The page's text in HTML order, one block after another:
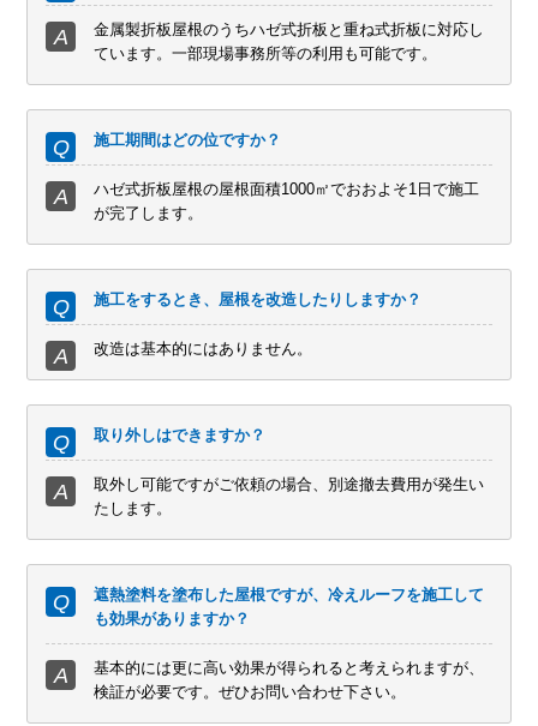
金属製折板屋根のうちハゼ式折板と重ね式折板に対応し
ています。一部現場事務所等の利用も可能です。
施工期間はどの位ですか？
ハゼ式折板屋根の屋根面積1000㎡でおおよそ1日で施工
が完了します。
施工をするとき、屋根を改造したりしますか？
改造は基本的にはありません。
取り外しはできますか？
取外し可能ですがご依頼の場合、別途撤去費用が発生い
たします。
遮熱塗料を塗布した屋根ですが、冷えルーフを施工して
も効果がありますか？
基本的には更に高い効果が得られると考えられますが、
検証が必要です。ぜひお問い合わせ下さい。